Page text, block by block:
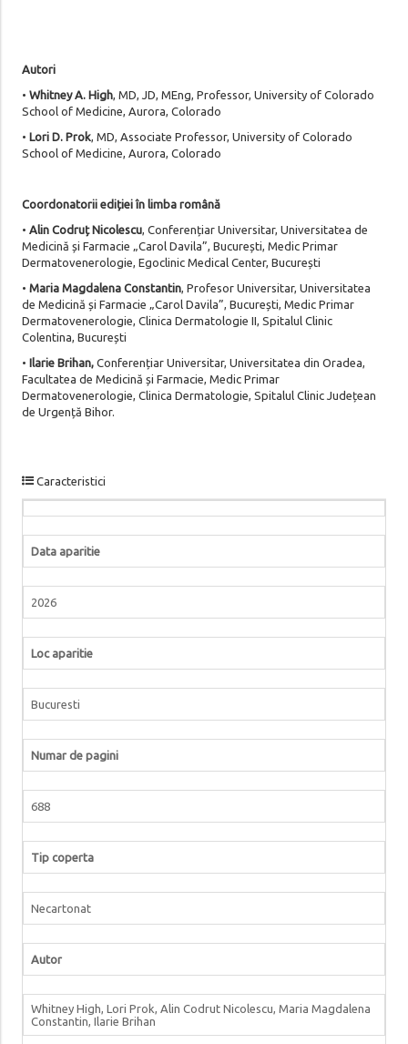
Autori
• Whitney A. High, MD, JD, MEng, Professor, University of Colorado
School of Medicine, Aurora, Colorado
• Lori D. Prok, MD, Associate Professor, University of Colorado
School of Medicine, Aurora, Colorado
Coordonatorii ediției în limba română
• Alin Codruț Nicolescu, Conferențiar Universitar, Universitatea de
Medicină și Farmacie „Carol Davila”, București, Medic Primar
Dermatovenerologie, Egoclinic Medical Center, București
• Maria Magdalena Constantin, Profesor Universitar, Universitatea
de Medicină și Farmacie „Carol Davila”, București, Medic Primar
Dermatovenerologie, Clinica Dermatologie II, Spitalul Clinic
Colentina, București
• Ilarie Brihan, Conferențiar Universitar, Universitatea din Oradea,
Facultatea de Medicină și Farmacie, Medic Primar
Dermatovenerologie, Clinica Dermatologie, Spitalul Clinic Județean
de Urgență Bihor.
Caracteristici
Data aparitie
2026
Loc aparitie
Bucuresti
Numar de pagini
688
Tip coperta
Necartonat
Autor
Whitney High, Lori Prok, Alin Codrut Nicolescu, Maria Magdalena
Constantin, Ilarie Brihan